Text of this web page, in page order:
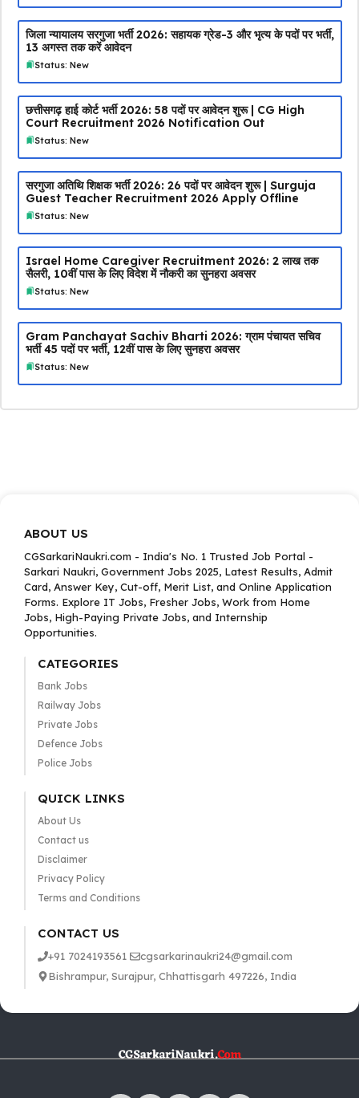
जिला न्यायालय सरगुजा भर्ती 2026: सहायक ग्रेड-3 और भृत्य के पदों पर भर्ती,
13 अगस्त तक करें आवेदन
Status: New
छत्तीसगढ़ हाई कोर्ट भर्ती 2026: 58 पदों पर आवेदन शुरू | CG High
Court Recruitment 2026 Notification Out
Status: New
सरगुजा अतिथि शिक्षक भर्ती 2026: 26 पदों पर आवेदन शुरू | Surguja
Guest Teacher Recruitment 2026 Apply Offline
Status: New
Israel Home Caregiver Recruitment 2026: ₹2 लाख तक
सैलरी, 10वीं पास के लिए विदेश में नौकरी का सुनहरा अवसर
Status: New
Gram Panchayat Sachiv Bharti 2026: ग्राम पंचायत सचिव
भर्ती 45 पदों पर भर्ती, 12वीं पास के लिए सुनहरा अवसर
Status: New
ABOUT US
CGSarkariNaukri.com - India's No. 1 Trusted Job Portal -
Sarkari Naukri, Government Jobs 2025, Latest Results, Admit
Card, Answer Key, Cut-off, Merit List, and Online Application
Forms. Explore IT Jobs, Fresher Jobs, Work from Home
Jobs, High-Paying Private Jobs, and Internship
Opportunities.
CATEGORIES
Bank Jobs
Railway Jobs
Private Jobs
Defence Jobs
Police Jobs
QUICK LINKS
About Us
Contact us
Disclaimer
Privacy Policy
Terms and Conditions
CONTACT US
+91 7024193561
cgsarkarinaukri24@gmail.com
Bishrampur, Surajpur, Chhattisgarh 497226, India